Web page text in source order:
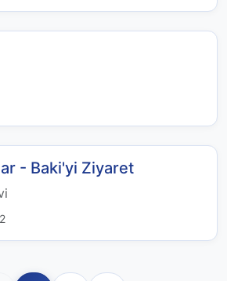
- Baki'yi Ziyaret